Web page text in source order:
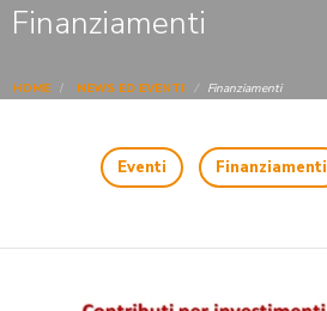
Finanziamenti
HOME NEWS ED EVENTI Finanziamenti
Eventi Finanziamenti